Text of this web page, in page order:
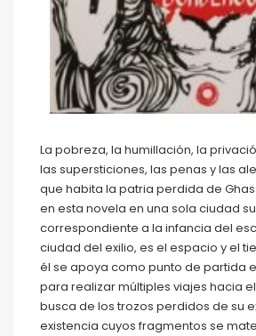
La pobreza, la humillación, la
las supersticiones, las penas y las
que habita la patria perdida de
en esta novela en una sola ciudad
correspondiente a la infancia del
ciudad del exilio, es el espacio y el
él se apoya como punto de partida
para realizar múltiples viajes hacia
busca de los trozos perdidos de su
existencia cuyos fragmentos se